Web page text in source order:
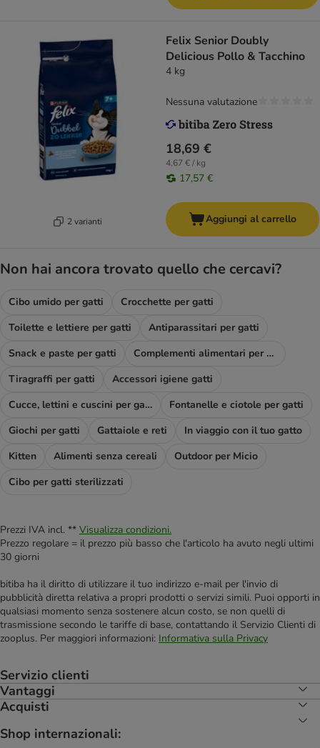
2 varianti
Felix Senior Doubly
Delicious Pollo & Tacchino
4 kg
18,69 €
4,67 € / kg
17,57 €
Nessuna valutazione
Aggiungi al carrello
Non hai ancora trovato quello che cercavi?
Cibo umido per gatti
Crocchette per gatti
Toilette e lettiere per gatti
Antiparassitari per gatti
Snack e paste per gatti
Complementi alimentari per gatti
Tiragraffi per gatti
Accessori igiene gatti
Cucce, lettini e cuscini per gatti
Fontanelle e ciotole per gatti
Giochi per gatti
Gattaiole e reti
In viaggio con il tuo gatto
Kitten
Alimenti senza cereali
Outdoor per Micio
Cibo per gatti sterilizzati
Prezzi IVA incl. ** Visualizza condizioni.
Prezzo regolare = il prezzo più basso che l'articolo ha avuto negli ultimi
30 giorni
bitiba ha il diritto di utilizzare il tuo indirizzo e-mail per l'invio di
pubblicità diretta relativa a propri prodotti o servizi simili. Puoi opporti in
qualsiasi momento senza sostenere alcun costo, se non quelli di
trasmissione secondo le tariffe di base, contattando il Servizio Clienti di
zooplus. Per maggiori informazioni: Informativa sulla Privacy
Servizio clienti
Vantaggi
Acquisti
Shop internazionali: